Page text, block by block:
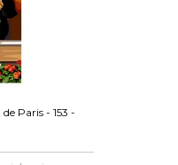
Paris - 153 -